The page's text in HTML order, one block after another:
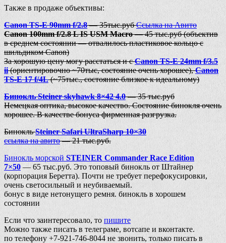
Также в продаже объективы:
Canon TS-E 90mm f/2.8— 35тыс.рубСсылка на Авито
Canon 100mm f/2.8 L IS USM Macro— 45 тыс.руб (объектив
в среднем состоянии — отвалилось пластиковое кольцо с
шильдиком Canon)
За хорошую цену могу расстаться и сCanon TS-E 24mm f/3.5
ii(ориентировочно ~70тыс, состояние очень хорошее),Canon
TS-E 17 f/4L(~75тыс., состояние близкое к идеальному)
Бинокль Steiner skyhawk 8×42 4.0— 35 тыс.руб
Немецкая оптика, высокое качество. Состояние бинокля очень
хорошее. В качестве бонуса фирменная разгрузка.
БинокльSteiner Safari UltraSharp 10×30
ссылка на авито— 21 тыс.руб.
Бинокль морской STEINER Commander Race Edition
7×50— 65 тыс.руб. Это топовый бинокль от Штайнер
(корпорация Беретта). Почти не требует перефокусировки,
очень светосильный и неубиваемый.
бонус в виде нетонущего ремня. бинокль в хорошем
состоянии
Если что заинтересовало, то пишите
Можно также писать в телеграме, вотсапе и вконтакте.
по телефону +7-921-746-8044 не звонить, только писать в